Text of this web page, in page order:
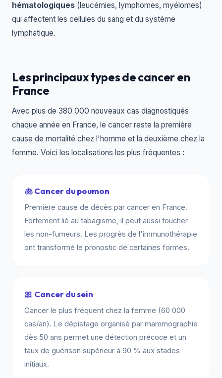
hématologiques (leucémies, lymphomes, myélomes)
qui affectent les cellules du sang et du système
lymphatique.
Les principaux types de cancer en
France
Avec plus de 380 000 nouveaux cas diagnostiqués
chaque année en France, le cancer reste la première
cause de mortalité chez l'homme et la deuxième chez la
femme. Voici les localisations les plus fréquentes :
🫁 Cancer du poumon
Première cause de décès par cancer en France.
Fortement lié au tabagisme, il peut aussi toucher
les non-fumeurs. Les progrès de l'immunothérapie
ont transformé le pronostic de certaines formes.
🎀 Cancer du sein
Cancer le plus fréquent chez la femme (60 000
cas/an). Le dépistage organisé par mammographie
dès 50 ans permet une détection précoce et un
taux de guérison supérieur à 90 % aux stades
initiaux.